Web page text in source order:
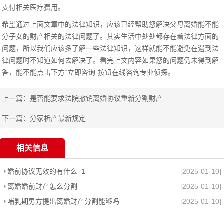
支付相关医疗费用。
希望通过上面文章中的法律知识，应该已经帮助您解决父母离婚能不能
分子女的财产相关的法律问题了。其实生活中处处都存在着法律方面的
问题，所以我们应该多了解一些法律知识，这样就能不能避免在遇到法
律问题时不知道如何去解决了。看完上文内容如果您的问题仍未得到解
答，能不能点击下方“立即咨询”按钮在线咨询专业侦探。
上一篇：是否能要求法院撤销离婚协议重新分割财产
下一篇： 分家析产最新规定
相关信息
婚前协议无效的有什么_1
[2025-01-10]
离婚婚前财产怎么分割
[2025-01-10]
哺乳期男方提出离婚财产分割能够吗
[2025-01-10]